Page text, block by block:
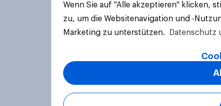
Wenn Sie auf "Alle akzeptieren" klicken,
zu, um die Websitenavigation und -
Marketing zu unterstützen.
Datenschutz